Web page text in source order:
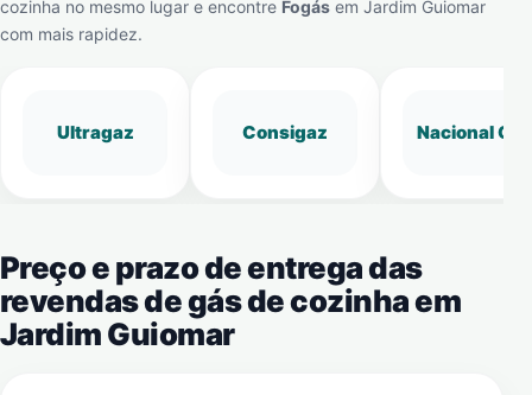
cozinha no mesmo lugar e encontre Fogás em Jardim Guiomar
com mais rapidez.
Ultragaz Consigaz Nacional Gás
Preço e prazo de entrega das
revendas de gás de cozinha em
Jardim Guiomar